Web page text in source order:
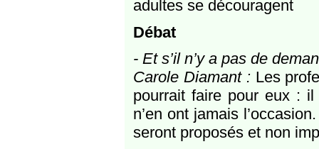
adultes se découragent
Débat
- Et s’il n’y a pas de
Carole Diamant :Les
pourrait faire pour eux : il
n’en ont jamais
seront proposés et non